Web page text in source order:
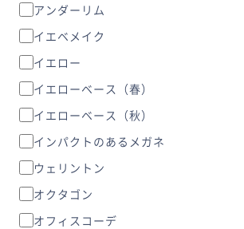
アンダーリム
イエベメイク
イエロー
イエローベース（春）
イエローベース（秋）
インパクトのあるメガネ
ウェリントン
オクタゴン
オフィスコーデ